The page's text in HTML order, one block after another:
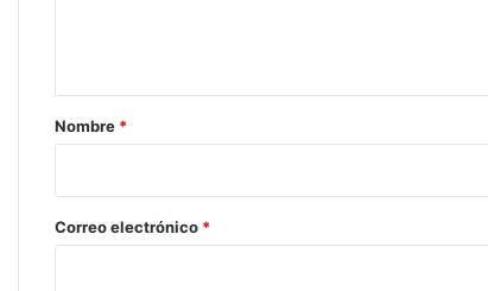
r
*
Nombre *
Correo electrónico *